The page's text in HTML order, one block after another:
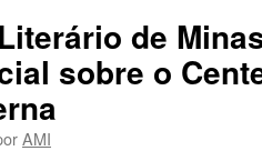
de
sobre o
AMI